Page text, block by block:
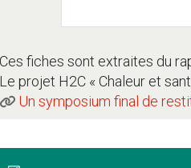
Ces fiches sont extraites du
Le projet H2C « Chaleur et
Un symposium final de